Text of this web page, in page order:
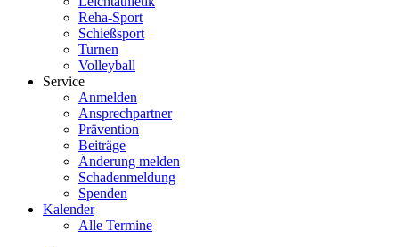
Reha-Sport
Schießsport
Turnen
Volleyball
Service
Anmelden
Ansprechpartner
Prävention
Beiträge
Änderung melden
Schadenmeldung
Spenden
Kalender
Alle Termine